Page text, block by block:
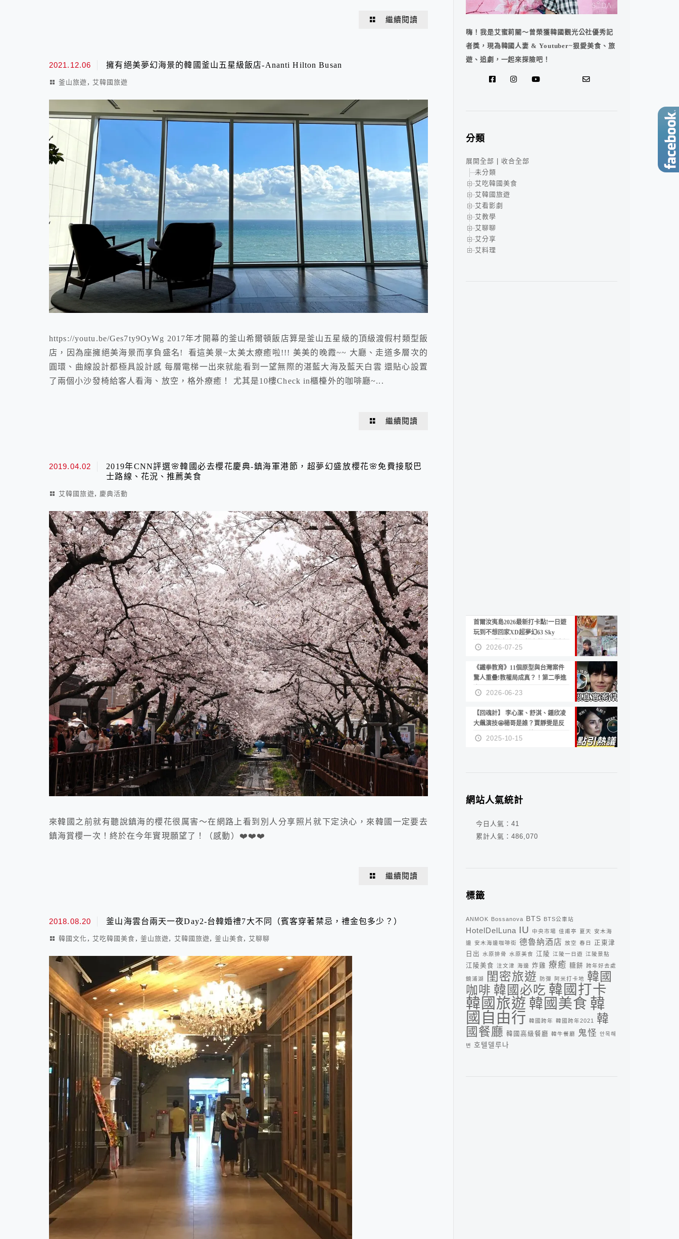
繼續閱讀
2021.12.06 擁有絕美夢幻海景的韓國釜山五星級飯店-Ananti Hilton Busan
釜山旅遊 , 艾韓國旅遊
https://youtu.be/Ges7ty9OyWg 2017年才開幕的釜山希爾頓飯店算是釜山五星級的頂級渡假村類型飯
店，因為座擁絕美海景而享負盛名! 看這美景~太美太療癒啦!!! 美美的晚霞~~ 大廳、走道多層次的
圓環、曲線設計都極具設計感 每層電梯一出來就能看到一望無際的湛藍大海及藍天白雲 還貼心設置
了兩個小沙發椅給客人看海、放空，格外療癒！ 尤其是10樓Check in櫃檯外的咖啡廳~...
繼續閱讀
2019.04.02
2019年CNN評選🌸韓國必去櫻花慶典-鎮海軍港節，超夢幻盛放櫻花🌸免費接駁巴
士路線、花況、推薦美食
艾韓國旅遊, 慶典活動
來韓國之前就有聽說鎮海的櫻花很厲害～在網路上看到別人分享照片就下定決心，來韓國一定要去
鎮海賞櫻一次！終於在今年實現願望了！（感動）❤️❤️❤️
繼續閱讀
2018.08.20 釜山海雲台兩天一夜Day2-台韓婚禮7大不同（賓客穿著禁忌，禮金包多少？）
韓國文化 , 艾吃韓國美食 , 釜山旅遊, 艾韓國旅遊,釜山美食,艾聊聊
嗨！我是艾蜜莉關～曾榮獲韓國觀光公社優秀記
者獎，現為韓國人妻 & Youtuber~狠愛美食、旅
遊、追劇，一起來探險吧！
分類
展開全部
收合全部
未分類
艾吃韓國美食
艾韓國旅遊
艾看影劇
艾教學
艾聊聊
艾分享
艾料理
首爾汝夷島2026最新打卡點!一日遊
玩到不想回家XD超夢幻63 Sky
Picnic、鷺良津帝王蟹大餐、《淚之
女王》拍攝地、漢江公園免費玩水
2026-07-25
《鐵拳教育》11個原型與台灣案件
驚人重疊!教權局成真？！第二季進
度？😍
2026-06-23
【回魂計】 李心潔、舒淇、鍾欣凌
大飆演技🤩楊哥是誰？賈靜雯是反
派？死刑還是私刑正義
2025-10-15
網站人氣統計
今日人氣： 41
累計人氣： 486,070
標籤
ANMOK Bossanova BTS BTS公車站
HotelDelLuna IU 中央市場 佳甫亭 夏天 安木海
邊 安木海邊咖啡街 德魯納酒店 放空 春日
正東津
日出 水原排骨 水原美食 江陵 江陵一日遊 江陵景點
江陵美食 注文津 海邊 炸雞 療癒 糖餅 跨年好去處
鏡浦湖 閨密旅遊 防彈 阿米打卡地
韓國
咖啡 韓國必吃 韓國打卡
韓國旅遊 韓國美食 韓
國自由行 韓國跨年 韓國跨年2021
韓
國餐廳 韓國高級餐廳 韓牛餐廳 鬼怪 안목해
변
호텔델루나